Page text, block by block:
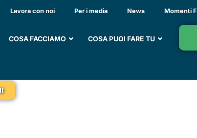
Lavora con noi Per i media News Momenti
COSA FACCIAMO COSA PUOI FARE TU
ABITATIVE